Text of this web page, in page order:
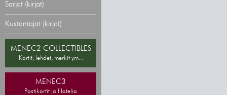
Sarjat (kirjat)
Kustantajat (kirjat)
MENEC2 COLLECTIBLES
Kortit, lehdet, merkit ym...
MENEC3
Postikortit ja filatelia